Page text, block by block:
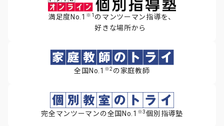
満足度No.1 ※1 のマンツーマン指導を、
好きな場所から
全国No.1 ※2 の家庭教師
完全マンツーマンの全国No.1 ※3個別指導塾